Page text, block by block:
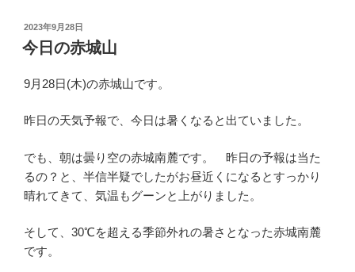
投
稿
日:
2023年9月28日
今日の赤城山
9月28日(木)の赤城山です。
昨日の天気予報で、今日は暑くなると出ていました。
でも、朝は曇り空の赤城南麓です。 昨日の予報は当た
るの？と、半信半疑でしたがお昼近くになるとすっかり
晴れてきて、気温もグーンと上がりました。
そして、30℃を超える季節外れの暑さとなった赤城南麓
です。